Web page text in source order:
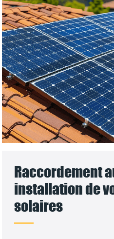
Raccordement
installation de
solaires